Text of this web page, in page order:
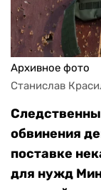
Архивное фото
Станислав
обвинения
поставке
для нужд